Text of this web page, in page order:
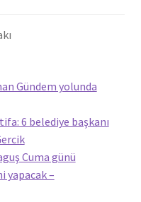
Gündem yolunda
6 belediye başkanı
Cuma günü
yapacak –